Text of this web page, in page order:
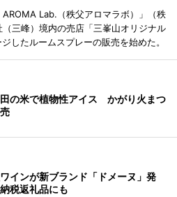
Lab.（秩父アロマラボ）」（秩
三峰）境内の売店「三峯山オリジナル
したルームスプレーの販売を始めた。
の米で植物性アイス かがり火まつ
インが新ブランド「ドメーヌ」発
税返礼品にも